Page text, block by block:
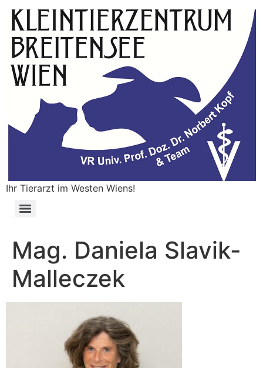
Ihr Tierarzt im Westen Wiens!
Mag. Daniela Slavik-
Malleczek